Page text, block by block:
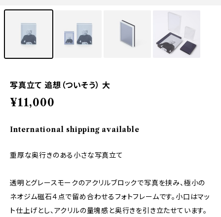
写真立て 追想（ついそう） 大
¥11,000
International shipping available
重厚な奥行きのある小さな写真立て
透明とグレースモークのアクリルブロックで写真を挟み、極小の
ネオジム磁石４点で留め合わせるフォトフレームです。小口はマッ
ト仕上げとし、アクリルの量塊感と奥行きを引き立たせています。